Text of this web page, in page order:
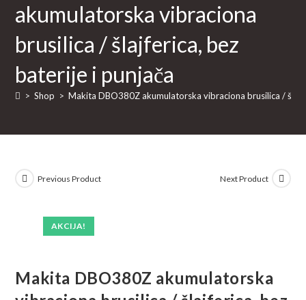
akumulatorska vibraciona
brusilica / šlajferica, bez
baterije i punjača
> Shop > Makita DBO380Z akumulatorska vibraciona brusilica /
AKCIJA!
Previous Product Next Product
Makita DBO380Z akumulatorska